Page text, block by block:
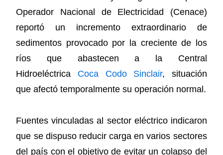
Operador Nacional de Electricidad (Cenace)
reportó un incremento extraordinario de
sedimentos provocado por la creciente de los
ríos que abastecen a la Central
Hidroeléctrica Coca Codo Sinclair, situación
que afectó temporalmente su operación normal.
Fuentes vinculadas al sector eléctrico indicaron
que se dispuso reducir carga en varios sectores
del país con el objetivo de evitar un colapso del